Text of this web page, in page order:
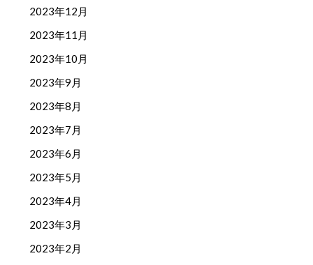
2023年12月
2023年11月
2023年10月
2023年9月
2023年8月
2023年7月
2023年6月
2023年5月
2023年4月
2023年3月
2023年2月